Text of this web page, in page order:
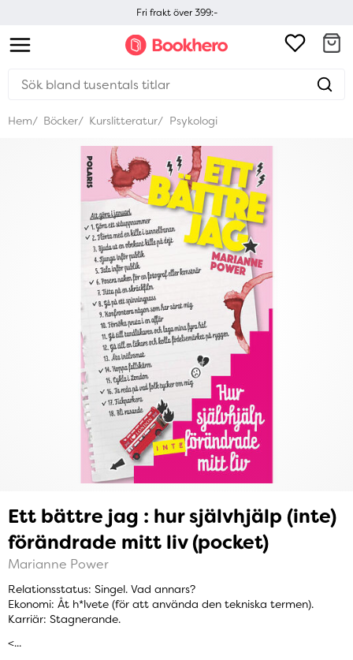
Fri frakt över 399:-
Hem Böcker Kurslitteratur Psykologi
Ett bättre jag : hur självhjälp (inte)
förändrade mitt liv (pocket)
Marianne Power
Relationsstatus: Singel. Vad annars?
Ekonomi: Åt h*lvete (för att använda den tekniska termen).
Karriär: Stagnerande.
<...